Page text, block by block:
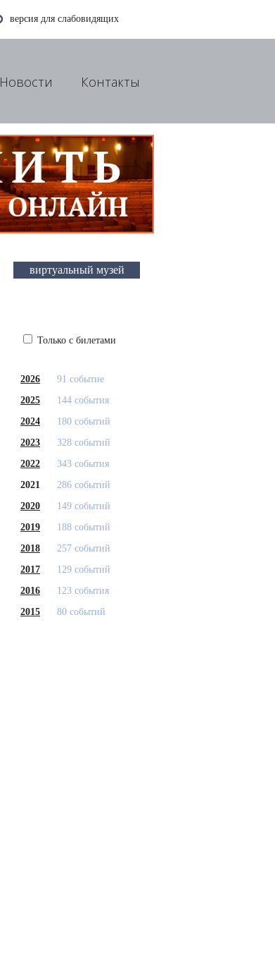
версия для слабовидящих
Новости Контакты
виртуальный музей
Только с билетами
2026
91 событие
2025
144 события
2024
180 событий
2023
328 событий
2022
343 события
2021
286 событий
2020
149 событий
2019
188 событий
2018
257 событий
2017
129 событий
2016
123 события
2015
80 событий